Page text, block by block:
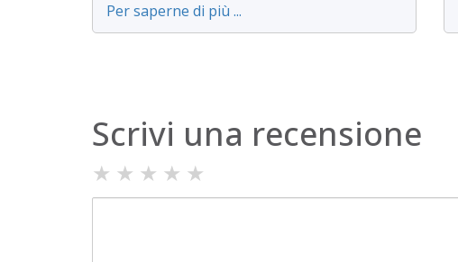
Per saperne di più ...
Scrivi una recensione
★ ★ ★ ★ ★